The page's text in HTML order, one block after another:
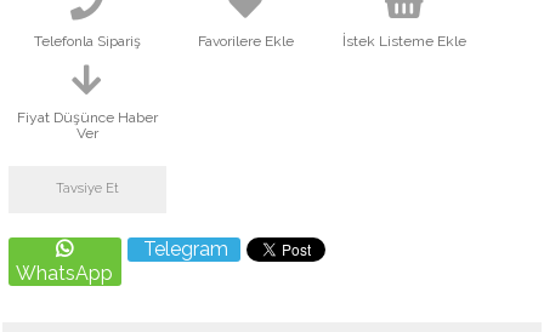
Telefonla Sipariş Favorilere Ekle İstek Listeme Ekle
Fiyat Düşünce Haber
Ver
Tavsiye Et
WhatsApp
Telegram